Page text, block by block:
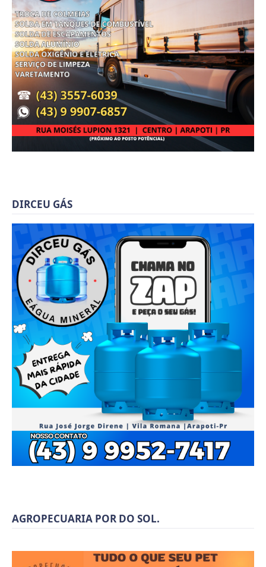
DIRCEU GÁS
AGROPECUARIA POR DO SOL.